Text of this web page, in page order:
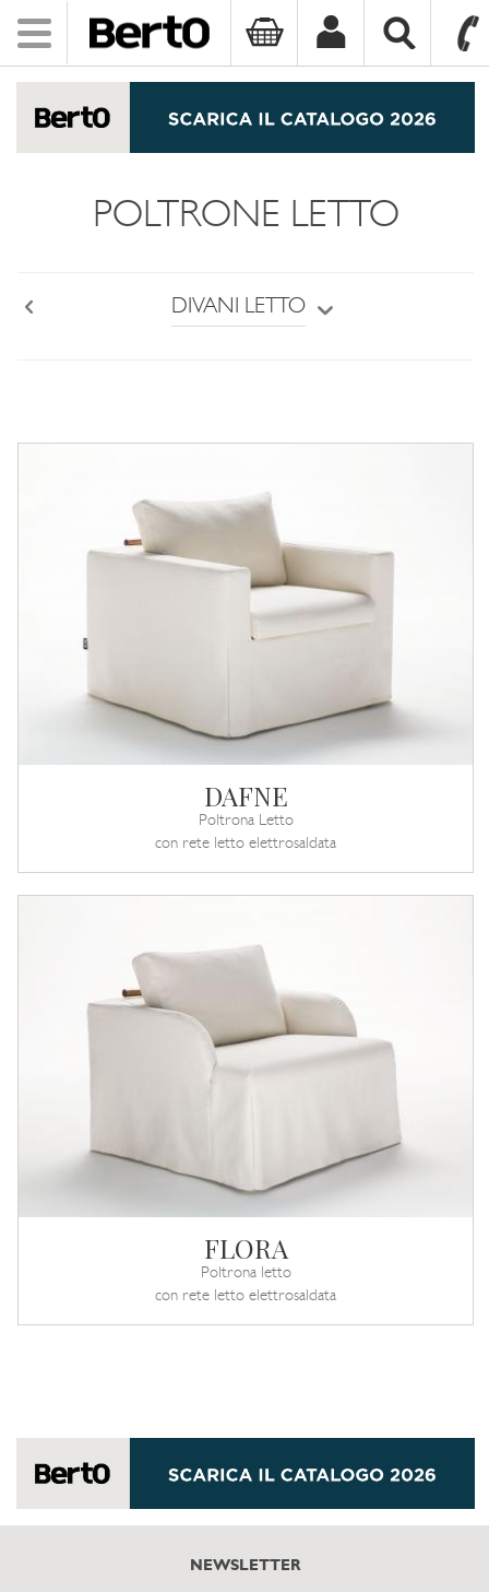
Toggle
navigation
POLTRONE LETTO
DIVANI LETTO
DAFNE
Poltrona Letto
con rete letto elettrosaldata
FLORA
Poltrona letto
con rete letto elettrosaldata
NEWSLETTER